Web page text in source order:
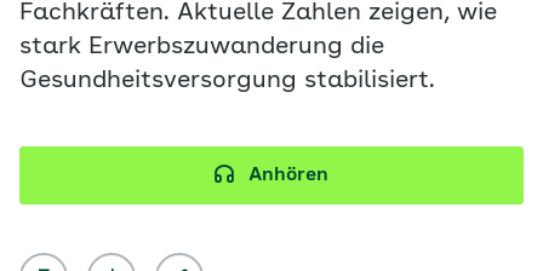
Fachkräften. Aktuelle Zahlen zeigen, wie
stark Erwerbszuwanderung die
Gesundheitsversorgung stabilisiert.
Anhören